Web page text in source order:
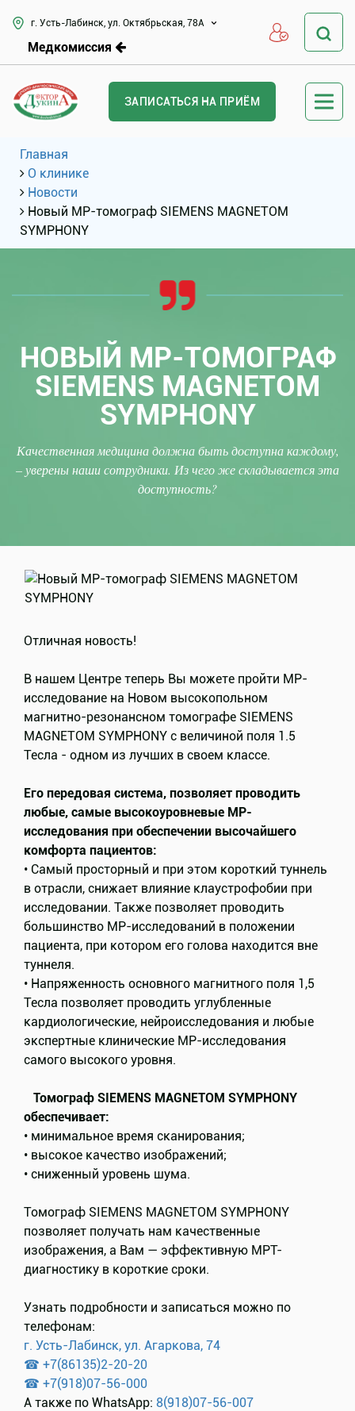
г. Усть-Лабинск, ул. Октябрьская, 78А
Медкомиссия
ЗАПИСАТЬСЯ НА ПРИЁМ
Главная
О клинике
Новости
Новый МР-томограф SIEMENS MAGNETOM
SYMPHONY
НОВЫЙ МР-ТОМОГРАФ
SIEMENS MAGNETOM
SYMPHONY
Качественная медицина должна быть доступна каждому,
– уверены наши сотрудники. Из чего же складывается эта
доступность?
Отличная новость!
В нашем Центре теперь Вы можете пройти МР-
исследование на Новом высокопольном
магнитно-резонансном томографе SIEMENS
MAGNETOM SYMPHONY с величиной поля 1.5
Тесла - одном из лучших в своем классе.
Его передовая система, позволяет проводить
любые, самые высокоуровневые МР-
исследования при обеспечении высочайшего
комфорта пациентов:
• Самый просторный и при этом короткий туннель
в отрасли, снижает влияние клаустрофобии при
исследовании. Также позволяет проводить
большинство МР-исследований в положении
пациента, при котором его голова находится вне
туннеля.
• Напряженность основного магнитного поля 1,5
Тесла позволяет проводить углубленные
кардиологические, нейроисследования и любые
экспертные клинические МР-исследования
самого высокого уровня.
⠀Томограф SIEMENS MAGNETOM SYMPHONY
обеспечивает:
• минимальное время сканирования;
• высокое качество изображений;
• сниженный уровень шума.
Томограф SIEMENS MAGNETOM SYMPHONY
позволяет получать нам качественные
изображения, а Вам — эффективную МРТ-
диагностику в короткие сроки.
Узнать подробности и записаться можно по
телефонам:
г. Усть-Лабинск, ул. Агаркова, 74
☎ +7(86135)2-20-20
☎ +7(918)07-56-000
А также по WhatsApp: 8(918)07-56-007